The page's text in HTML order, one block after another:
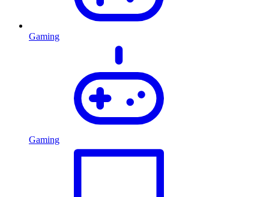
Gaming
Gaming